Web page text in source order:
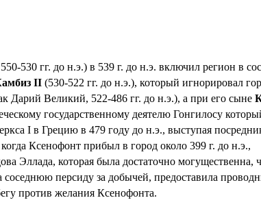
530 гг. до н.э.) в 539 г. до н.э. включил регион в
II (530-522 гг. до н.э.), который игнорировал
Дарий Великий, 522-486 гг. до н.э.), а при его сыне
государственному деятелю Гонгилосу
I в Грецию в 479 году до н.э., выступая
Ксенофонт прибыл в город около 399 г. до н.э.,
Эллада, которая была достаточно могущественна,
персиду за добычей, предоставила
против желания Ксенофонта.